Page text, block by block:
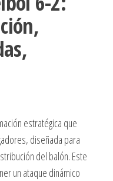
estratégica que
diseñada para
del balón. Este
un ataque dinámico